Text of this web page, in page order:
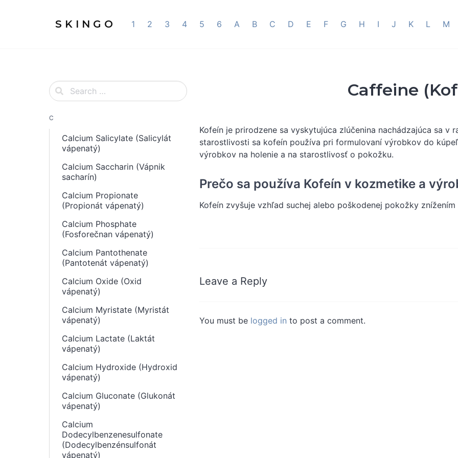
S K I N G O 1 2 3 4 5 6 A B C D E F G H I J K L M
C
Calcium Salicylate (Salicylát
vápenatý)
Calcium Saccharin (Vápnik
sacharín)
Calcium Propionate
(Propionát vápenatý)
Calcium Phosphate
(Fosforečnan vápenatý)
Calcium Pantothenate
(Pantotenát vápenatý)
Calcium Oxide (Oxid
vápenatý)
Calcium Myristate (Myristát
vápenatý)
Calcium Lactate (Laktát
vápenatý)
Calcium Hydroxide (Hydroxid
vápenatý)
Calcium Gluconate (Glukonát
vápenatý)
Calcium
Dodecylbenzenesulfonate
(Dodecylbenzénsulfonát
vápenatý)
Caffeine
Kofeín je prirodzene sa vyskytujúca zlúčenina nachádzajúca sa v
starostlivosti sa kofeín používa pri formulovaní výrobkov do
výrobkov na holenie a na starostlivosť o pokožku.
Prečo sa používa Kofeín v kozmetike a
Kofeín zvyšuje vzhľad suchej alebo poškodenej pokožky
Leave a Reply
You must be logged in to post a comment.